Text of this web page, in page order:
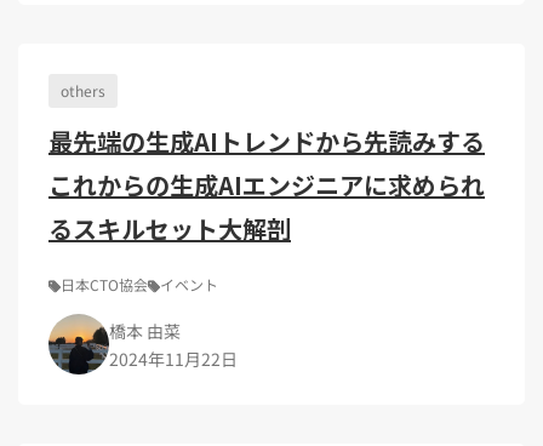
others
最先端の生成AIトレンドから先読みする
これからの生成AIエンジニアに求められ
るスキルセット大解剖
日本CTO協会 イベント
橋本 由菜
2024年11月22日